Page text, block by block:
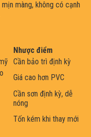
màng, không có cạnh
Nhược điểm
Cần bảo trì định kỳ
Giá cao hơn PVC
Cần sơn định kỳ, dễ
nóng
Tốn kém khi thay mới